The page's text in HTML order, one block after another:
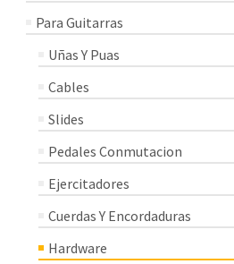
Para Guitarras
Uñas Y Puas
Cables
Slides
Pedales Conmutacion
Ejercitadores
Cuerdas Y Encordaduras
Hardware